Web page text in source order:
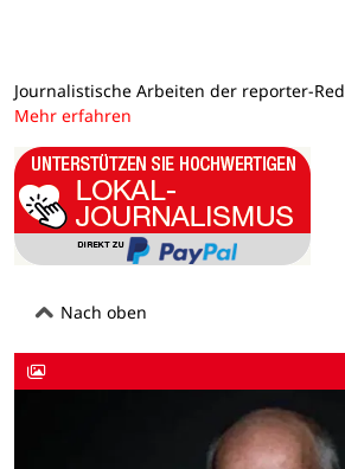
Journalistische Arbeiten der reporter-
Mehr erfahren
Nach oben